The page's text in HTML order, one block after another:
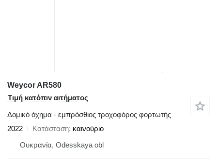
Weycor AR580
Τιμή κατόπιν αιτήματος
Δομικό όχημα - εμπρόσθιος τροχοφόρος φορτωτής
2022
Κατάσταση καινούριο
Ουκρανία, Odesskaya obl